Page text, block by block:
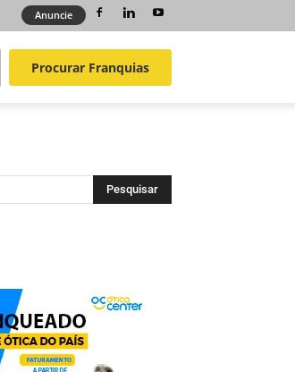
Anuncie
Procurar Franquias